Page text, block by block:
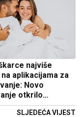
najviše
aplikacijama za
Novo
otkrilo
podatke
SLJEDEĆA VIJEST